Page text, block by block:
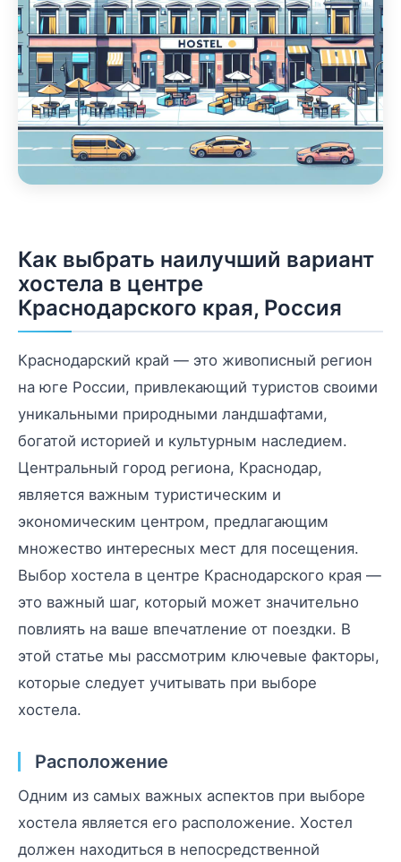
Как выбрать наилучший вариант
хостела в центре
Краснодарского края, Россия
Краснодарский край — это живописный регион
на юге России, привлекающий туристов своими
уникальными природными ландшафтами,
богатой историей и культурным наследием.
Центральный город региона, Краснодар,
является важным туристическим и
экономическим центром, предлагающим
множество интересных мест для посещения.
Выбор хостела в центре Краснодарского края —
это важный шаг, который может значительно
повлиять на ваше впечатление от поездки. В
этой статье мы рассмотрим ключевые факторы,
которые следует учитывать при выборе
хостела.
Расположение
Одним из самых важных аспектов при выборе
хостела является его расположение. Хостел
должен находиться в непосредственной